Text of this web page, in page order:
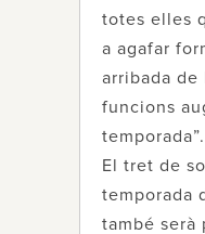
totes elles
a agafar
arribada de
funcions
temporada”.
El tret de
temporada
també serà